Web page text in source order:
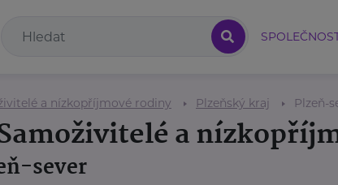
a nízkopříjmové rodiny Plzeňský kraj Plzeň-
a
sever